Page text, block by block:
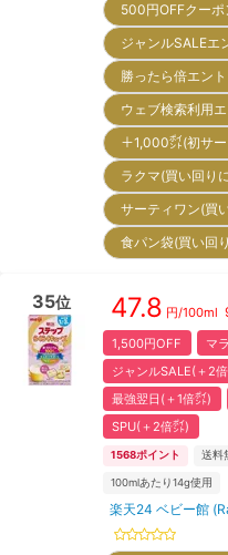
500円OFFクーポ
ジャンルSALE
勝ったら倍エン
ウェブ検索利用
＋1,000㌽(初サ
ラクマ(買い回
サーティワン(買
食パン袋(買い
35位 47.8 円/100ml
1,500円OFF
マ
ジャンルSALE(＋2
最強翌日(＋1倍㌽)
SPU(＋2倍㌽)
1568ポイント 送料
100mlあたり14g使用
楽天24 ベビー館